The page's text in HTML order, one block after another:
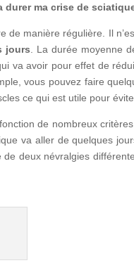
durer ma crise de
de manière régulière. Il
jours . La durée moyenne
va avoir pour effet de
vous pouvez faire
ce qui est utile pour
de nombreux
va aller de quelques
deux névralgies